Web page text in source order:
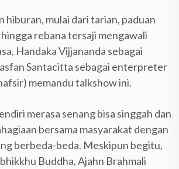
hiburan, mulai dari tarian, paduan
rebana tersaji mengawali
Handaka Vijjananda sebagai
Santacitta sebagai enterpreter
memandu talkshow ini.
merasa senang bisa singgah dan
bersama masyarakat dengan
berbeda-beda. Meskipun begitu,
Buddha, Ajahn Brahmali